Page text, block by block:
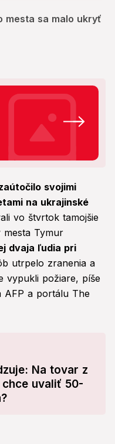
mesta sa malo ukryť
svojimi
na ukrajinské
vo štvrtok tamojšie
mesta Tymur
dvaja ľudia pri
utrpelo zranenia a
vypukli požiare, píše
AFP a portálu The
Na tovar z
uvaliť 50-